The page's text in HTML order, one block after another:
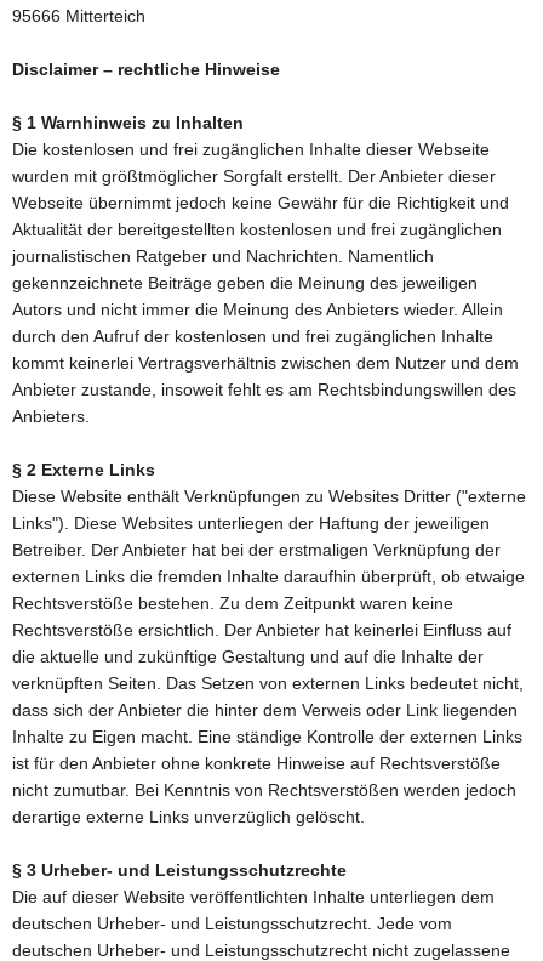
95666 Mitterteich
Disclaimer – rechtliche Hinweise
§ 1 Warnhinweis zu Inhalten
Die kostenlosen und frei zugänglichen Inhalte dieser Webseite
wurden mit größtmöglicher Sorgfalt erstellt. Der Anbieter dieser
Webseite übernimmt jedoch keine Gewähr für die Richtigkeit und
Aktualität der bereitgestellten kostenlosen und frei zugänglichen
journalistischen Ratgeber und Nachrichten. Namentlich
gekennzeichnete Beiträge geben die Meinung des jeweiligen
Autors und nicht immer die Meinung des Anbieters wieder. Allein
durch den Aufruf der kostenlosen und frei zugänglichen Inhalte
kommt keinerlei Vertragsverhältnis zwischen dem Nutzer und dem
Anbieter zustande, insoweit fehlt es am Rechtsbindungswillen des
Anbieters.
§ 2 Externe Links
Diese Website enthält Verknüpfungen zu Websites Dritter ("externe
Links"). Diese Websites unterliegen der Haftung der jeweiligen
Betreiber. Der Anbieter hat bei der erstmaligen Verknüpfung der
externen Links die fremden Inhalte daraufhin überprüft, ob etwaige
Rechtsverstöße bestehen. Zu dem Zeitpunkt waren keine
Rechtsverstöße ersichtlich. Der Anbieter hat keinerlei Einfluss auf
die aktuelle und zukünftige Gestaltung und auf die Inhalte der
verknüpften Seiten. Das Setzen von externen Links bedeutet nicht,
dass sich der Anbieter die hinter dem Verweis oder Link liegenden
Inhalte zu Eigen macht. Eine ständige Kontrolle der externen Links
ist für den Anbieter ohne konkrete Hinweise auf Rechtsverstöße
nicht zumutbar. Bei Kenntnis von Rechtsverstößen werden jedoch
derartige externe Links unverzüglich gelöscht.
§ 3 Urheber- und Leistungsschutzrechte
Die auf dieser Website veröffentlichten Inhalte unterliegen dem
deutschen Urheber- und Leistungsschutzrecht. Jede vom
deutschen Urheber- und Leistungsschutzrecht nicht zugelassene